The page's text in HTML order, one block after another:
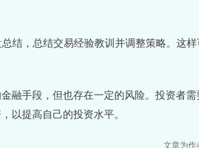
结，总结交易经验教训并调整策略。这
融手段，但也存在一定的风险。投资者
以提高自己的投资水平。
文章为作